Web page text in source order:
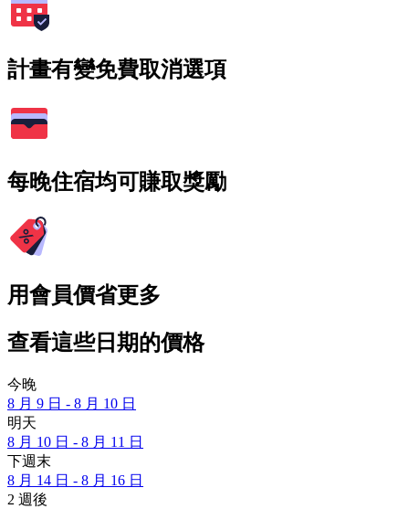
計畫有變免費取消選項
每晚住宿均可賺取獎勵
用會員價省更多
查看這些日期的價格
今晚
8 月 9 日 - 8 月 10 日
明天
8 月 10 日 - 8 月 11 日
下週末
8 月 14 日 - 8 月 16 日
2 週後